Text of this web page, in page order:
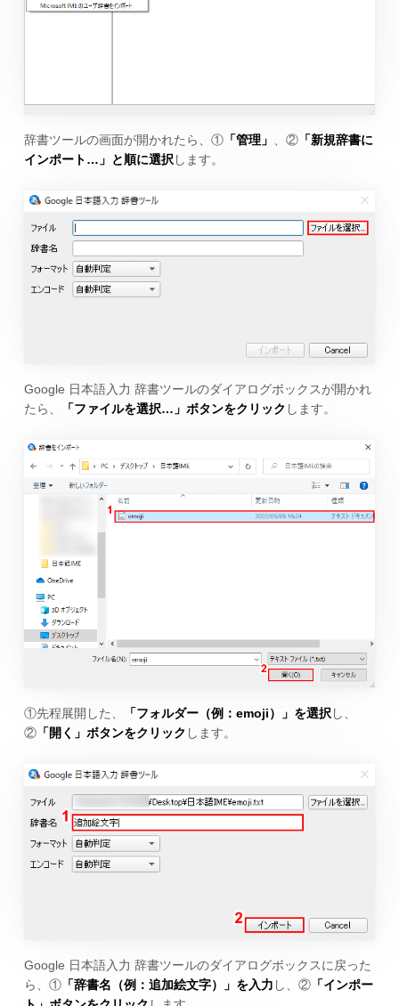
辞書ツールの画面が開かれたら、①「管理」 、②「新規辞書に
インポート…」と順に選択 します。
Google 日本語入力 辞書ツールのダイアログボックスが開かれ
たら、
「ファイルを選択…」ボタンをクリック します。
①先程展開した、 「フォルダー（例：emoji）」を選択し、
②「開く」ボタンをクリック します。
Google 日本語入力 辞書ツールのダイアログボックスに戻った
ら、①「辞書名（例：追加絵文字）」を入力 し、②「インポー